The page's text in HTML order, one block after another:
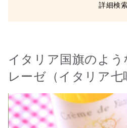
詳細検
イタリア国旗のよ
レーゼ（イタリア七